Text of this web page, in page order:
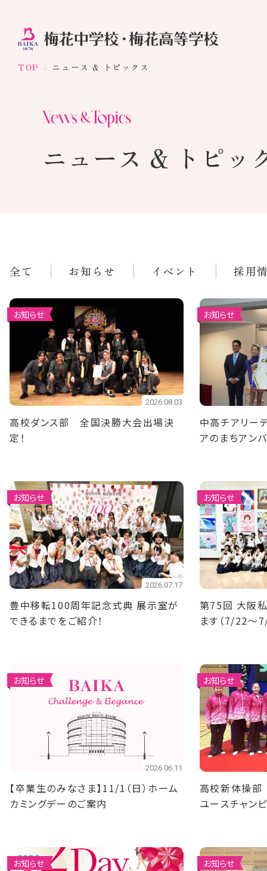
TOP ニュース & トピックス
ニュース & トピッ
全て お知らせ イベント 採用
お知らせ
2026.08.03
高校ダンス部 全国決勝大会出場決
定！
お知らせ
中高チアリー
アのまちアン
お知らせ
2026.07.17
豊中移転100周年記念式典 展示室が
できるまでをご紹介！
お知らせ
第75回 大阪
ます（7/22～
お知らせ
2026.06.11
【卒業生のみなさま】11/1（日）ホーム
カミングデーのご案内
お知らせ
高校新体操
ユースチャン
お知らせ お知らせ